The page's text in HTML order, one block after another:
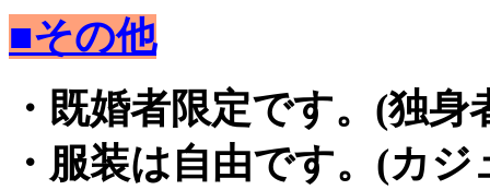
■その他
・既婚者限定です。(独
・服装は自由です。(カ